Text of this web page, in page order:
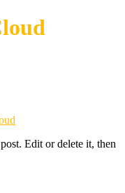
Edit or delete it, then